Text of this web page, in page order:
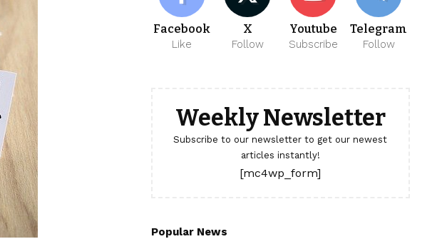
Facebook
Like
X
Follow
Youtube
Subscribe
Telegram
Follow
Weekly Newsletter
Subscribe to our newsletter to get our newest
articles instantly!
[mc4wp_form]
Popular News